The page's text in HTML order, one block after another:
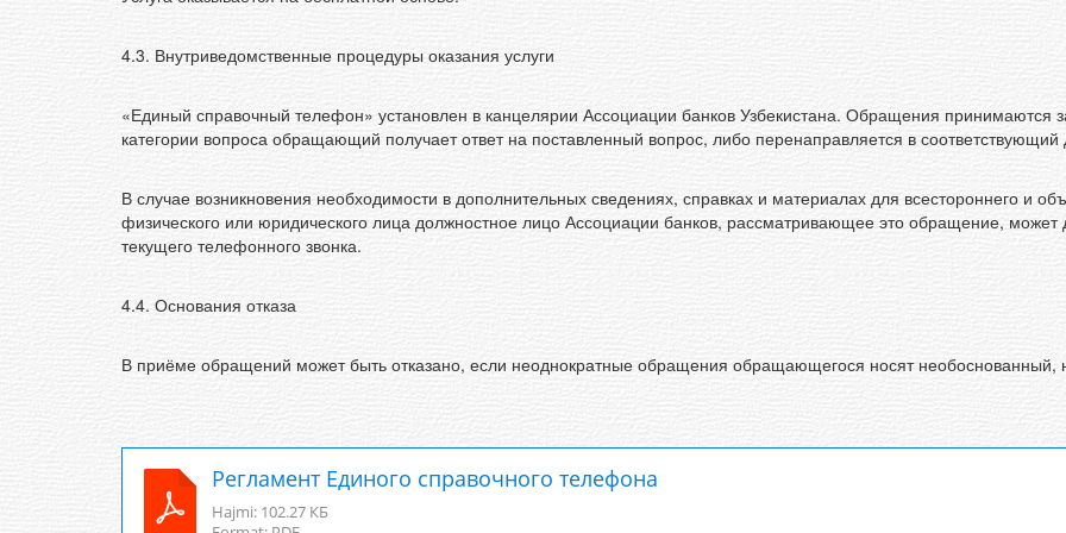
4.3. Внутриведомственные процедуры оказания услуги
«Единый справочный телефон» установлен в канцелярии Ассоциации банков Узбекистана. Обращения принимаются
категории вопроса обращающий получает ответ на поставленный вопрос, либо перенаправляется в
В случае возникновения необходимости в дополнительных сведениях, справках и материалах для всестороннего и
физического или юридического лица должностное лицо Ассоциации банков, рассматривающее это обращение,
текущего телефонного звонка.
4.4. Основания отказа
В приёме обращений может быть отказано, если неоднократные обращения обращающегося носят необоснованный,
Регламент Единого справочного телефона
Hajmi: 102.27 КБ